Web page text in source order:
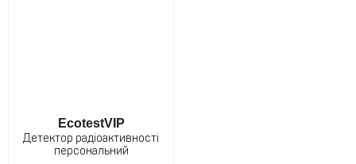
EcotestVIP
Детектор радіоактивності
персональний